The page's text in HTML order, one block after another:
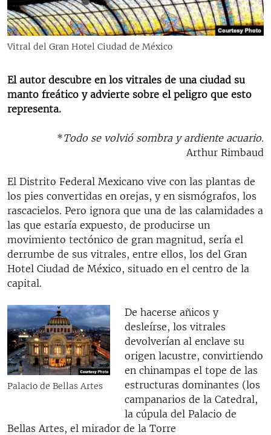
RADIO MARTÍ
ESPECIALES
LA REALIDAD DE LA VIVIENDA EN CUBA
SER VIEJO EN CUBA
LOS SANTOS DE HIALEAH
LA INVASIÓN DE RUSIA A UCRANIA
EDITORIALES
SÍGUENOS
Vitral del Gran Hotel Ciudad de México
El autor descubre en los vitrales de una ciudad su
manto freático y advierte sobre el peligro que esto
representa.
*Todo se volvió sombra y ardiente acuario.
Arthur Rimbaud
El Distrito Federal Mexicano vive con las plantas de
los pies convertidas en orejas, y en sismógrafos, los
rascacielos. Pero ignora que una de las calamidades a
las que estaría expuesto, de producirse un
movimiento tectónico de gran magnitud, sería el
derrumbe de sus vitrales, entre ellos, los del Gran
Hotel Ciudad de México, situado en el centro de la
capital.
Palacio de Bellas Artes
De hacerse añicos y
desleírse, los vitrales
devolverían al enclave su
origen lacustre, convirtiendo
en chinampas el tope de las
estructuras dominantes (los
campanarios de la Catedral,
la cúpula del Palacio de
Bellas Artes, el mirador de la Torre